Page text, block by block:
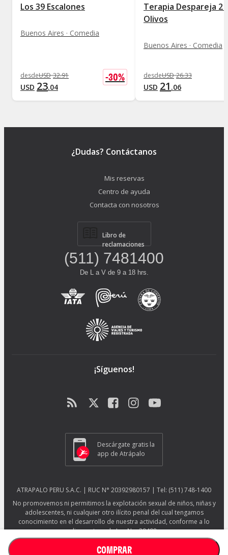
COMPRAR
Los 39 Escalones
Buenos Aires · Comedia
desdeUSD 32.91
USD 23.04
-30%
Terapia Despareja 2
Olivos
Buenos Aires · Comedia
desdeUSD 26.33
USD 21 .06
¿Dudas? Contáctanos
Mis reservas
Centro de ayuda
Contacta con nosotros
Libro de
reclamaciones
(511) 7481400
De L a V de 9 a 18 hrs.
¡Síguenos!
Descárgate gratis la
app de Atrápalo
ATRAPALO PERU S.A.C. | RUC N° 20392980157 | Tel: (511) 748-1400
No promovemos ni permitimos la explotación sexual de niños, niñas y
adolescentes, ni cualquier otro ilícito penal del cual tengamos
conocimiento en el desarrollo de nuestra actividad, conforme a lo
dispuesto en la Ley No. 29408.
Más información sobre protección ESNNA.Ver afiche ESNNA.